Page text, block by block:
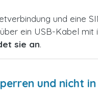
und eine
ein USB-Kabel mit
sie an.
und nicht